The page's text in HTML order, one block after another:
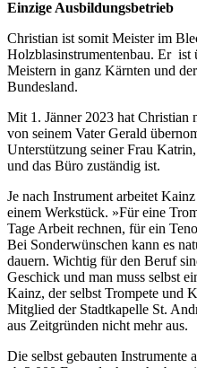
Einzige Ausbildungsbetrieb
Christian ist somit Meister im
Holzblasinstrumentenbau. Er ist
Meistern in ganz Kärnten und
Bundesland.
Mit 1. Jänner 2023 hat
von seinem Vater Gerald
Unterstützung seiner Frau
und das Büro zuständig ist.
Je nach Instrument arbeitet
einem Werkstück. »Für eine
Tage Arbeit rechnen, für ein
Bei Sonderwünschen kann es
dauern. Wichtig für den Beruf
Geschick und man muss selbst
Kainz, der selbst Trompete und
Mitglied der Stadtkapelle St.
aus Zeitgründen nicht mehr aus.
Die selbst gebauten Instrumente